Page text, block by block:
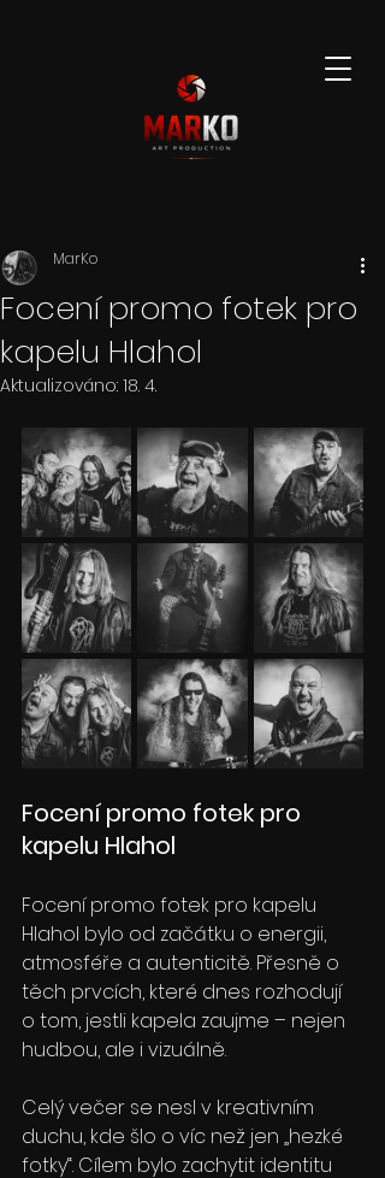
Focení promo fotek pro
kapelu Hlahol
MarKo
Aktualizováno: 18. 4.
Focení promo fotek pro
kapelu Hlahol
Focení promo fotek pro kapelu
Hlahol bylo od začátku o energii,
atmosféře a autenticitě. Přesně o
těch prvcích, které dnes rozhodují
o tom, jestli kapela zaujme – nejen
hudbou, ale i vizuálně.
Celý večer se nesl v kreativním
duchu, kde šlo o víc než jen „hezké
fotky“. Cílem bylo zachytit identitu